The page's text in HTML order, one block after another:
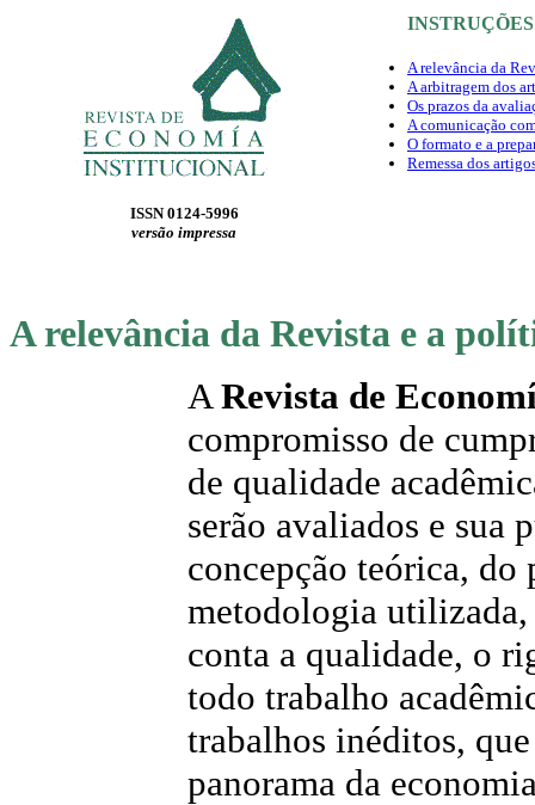
ISSN 0124-5996
versão impressa
A relevância da
A arbitragem dos
Os prazos da
A comunicação
O formato e a
Remessa dos
A relevância da Revista e a
ARevista de
compromisso de
de qualidade
serão avaliados e sua
concepção teórica, do
metodologia utilizada,
conta a qualidade, o
todo trabalho
trabalhos inéditos,
panorama da